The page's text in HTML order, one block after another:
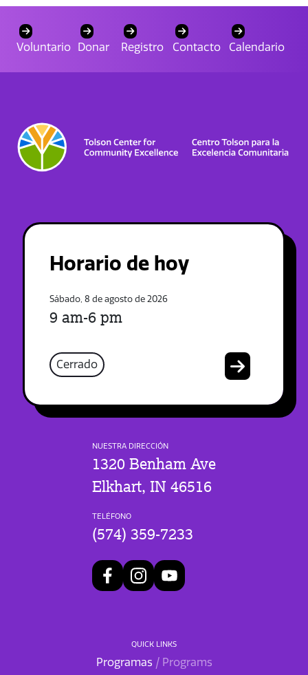
Voluntario Donar Registro Contacto Calendario
Horario de hoy
Sábado, 8 de agosto de 2026
9 am-6 pm
Cerrado
NUESTRA DIRECCIÓN
1320 Benham Ave
Elkhart, IN 46516
TELÉFONO
(574) 359-7233
QUICK LINKS
Programas / Programs